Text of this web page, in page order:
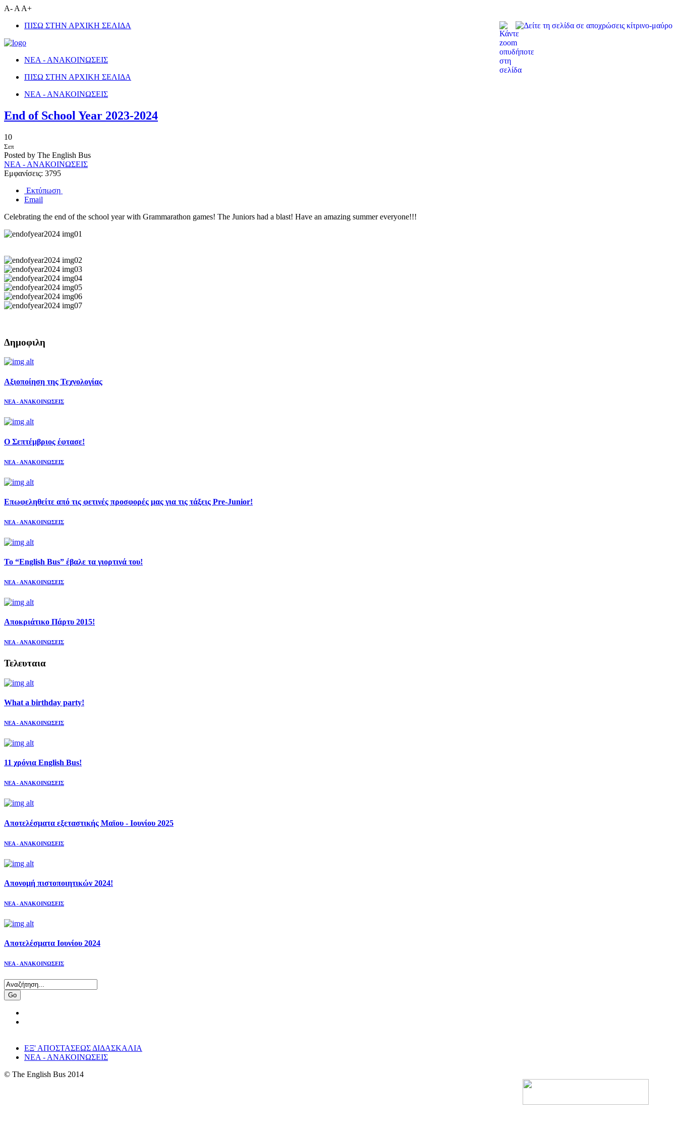
A- A A+
ΠΙΣΩ ΣΤΗΝ ΑΡΧΙΚΗ ΣΕΛΙΔΑ
ΝΕΑ - ΑΝΑΚΟΙΝΩΣΕΙΣ
ΠΙΣΩ ΣΤΗΝ ΑΡΧΙΚΗ ΣΕΛΙΔΑ
ΝΕΑ - ΑΝΑΚΟΙΝΩΣΕΙΣ
End of School Year 2023-2024
10
Σεπ
Posted by The English Bus
ΝΕΑ - ΑΝΑΚΟΙΝΩΣΕΙΣ
Εμφανίσεις: 3795
Εκτύπωση
Email
Celebrating the end of the school year with Grammarathon games! The Juniors had a blast! Have an amazing summer everyone!!!
Δημοφιλη
Aξιοποίηση της Τεχνολογίας
ΝΕΑ - ΑΝΑΚΟΙΝΩΣΕΙΣ
Ο Σεπτέμβριος έφτασε!
ΝΕΑ - ΑΝΑΚΟΙΝΩΣΕΙΣ
Επωφεληθείτε από τις φετινές προσφορές μας για τις τάξεις Pre-Junior!
ΝΕΑ - ΑΝΑΚΟΙΝΩΣΕΙΣ
Το “English Bus” έβαλε τα γιορτινά του!
ΝΕΑ - ΑΝΑΚΟΙΝΩΣΕΙΣ
Αποκριάτικο Πάρτυ 2015!
ΝΕΑ - ΑΝΑΚΟΙΝΩΣΕΙΣ
Τελευταια
What a birthday party!
ΝΕΑ - ΑΝΑΚΟΙΝΩΣΕΙΣ
11 χρόνια English Bus!
ΝΕΑ - ΑΝΑΚΟΙΝΩΣΕΙΣ
Αποτελέσματα εξεταστικής Μαϊου - Ιουνίου 2025
ΝΕΑ - ΑΝΑΚΟΙΝΩΣΕΙΣ
Απονομή πιστοποιητικών 2024!
ΝΕΑ - ΑΝΑΚΟΙΝΩΣΕΙΣ
Αποτελέσματα Ιουνίου 2024
ΝΕΑ - ΑΝΑΚΟΙΝΩΣΕΙΣ
Go
ΕΞ' ΑΠΟΣΤΑΣΕΩΣ ΔΙΔΑΣΚΑΛΙΑ
ΝΕΑ - ΑΝΑΚΟΙΝΩΣΕΙΣ
© The English Bus 2014